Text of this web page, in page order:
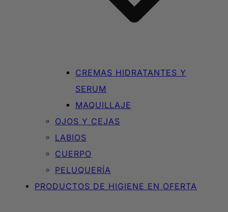
CREMAS HIDRATANTES Y
SERUM
MAQUILLAJE
OJOS Y CEJAS
LABIOS
CUERPO
PELUQUERÍA
PRODUCTOS DE HIGIENE EN OFERTA